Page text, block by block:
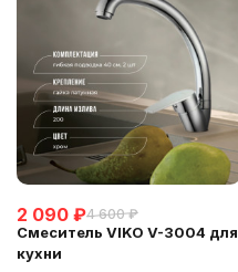
2 090 ₽4 600 ₽
Смеситель VIKO V-3004 для
кухни